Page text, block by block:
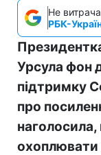
Не
РБК-
Урсула фон
підтримку
про
охоплювати